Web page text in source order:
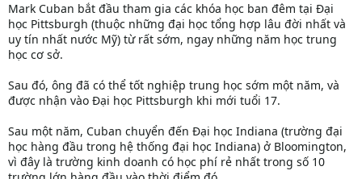
Mark Cuban bắt đầu tham gia các khóa học ban đêm tại Đại
học Pittsburgh (thuộc những đại học tổng hợp lâu đời nhất và
uy tín nhất nước Mỹ) từ rất sớm, ngay những năm học trung
học cơ sở.
Sau đó, ông đã có thể tốt nghiệp trung học sớm một năm, và
được nhận vào Đại học Pittsburgh khi mới tuổi 17.
Sau một năm, Cuban chuyển đến Đại học Indiana (trường đại
học hàng đầu trong hệ thống đại học Indiana) ở Bloomington,
vì đây là trường kinh doanh có học phí rẻ nhất trong số 10